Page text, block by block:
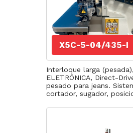
X5C-5-04/435-I
Interloque larga (pesada),
ELETRÔNICA, Direct-
pesado para jeans.
cortador, sugador,